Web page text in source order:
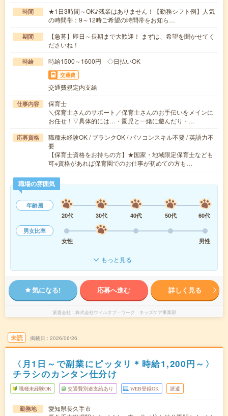
時間
★1日3時間～OK♪残業はありません！【勤務シフト例】人気
の時間帯：9～12時ご希望の時間帯をお知ら…
期間
【急募】即日～長期まで大歓迎！ まずは、希望を聞かせてく
ださいね！
時給 時給1500～1600円 ◇日払いOK
交通費
交通費規定内支給
仕事内容
保育士
＼保育士さんのサポート／保育士さんのお手伝いをメインに
お任せ！▽具体的には…・園児と一緒に遊んだり・…
応募資格
職種未経験OK / ブランクOK / パソコンスキル不要 / 英語力不
要
【保育士資格をお持ちの方】★国家・地域限定保育士なども
可※資格があれば保育園でのお仕事が初めての方も…
職場の雰囲気
年齢層
20代
30代 40代 50代
60代
男女比率
女性
男性
もっと見る
気になる! 応募へ進む 詳しく見る
派遣会社 株式会社ウィルオブ・ワーク キッズケア事業部
未読 掲載日 2026/06/26
〈月1日～で副業にピッタリ＊時給1,200円～〉
チラシのカンタン仕分け
職種未経験OK 交通費別途支給あり WEB登録OK 派遣
勤務地
愛知県長久手市